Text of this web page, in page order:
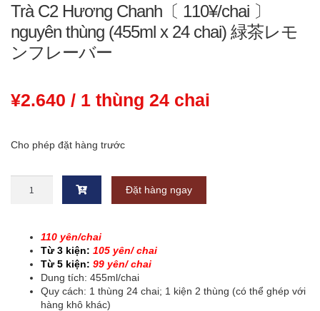
Trà C2 Hương Chanh〔 110¥/chai 〕
nguyên thùng (455ml x 24 chai) 緑茶レモ
ンフレーバー
¥2.640 / 1 thùng 24 chai
Cho phép đặt hàng trước
110¥/chai
nguyên
thùng
(455ml
Đặt hàng ngay
110 yên/chai
Từ 3 kiện: 105 yên/ chai
Từ 5 kiện: 99 yên/ chai
Dung tích: 455ml/chai
Quy cách: 1 thùng 24 chai; 1 kiện 2 thùng (có thể ghép với
hàng khô khác)